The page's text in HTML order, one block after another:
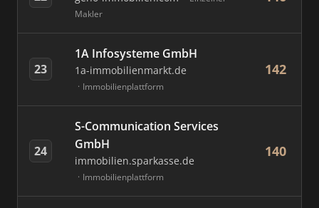
Makler
23
1A Infosysteme GmbH
1a-immobilienmarkt.de
Immobilienplattform
142
24
S-Communication Services
GmbH
immobilien.sparkasse.de
Immobilienplattform
140